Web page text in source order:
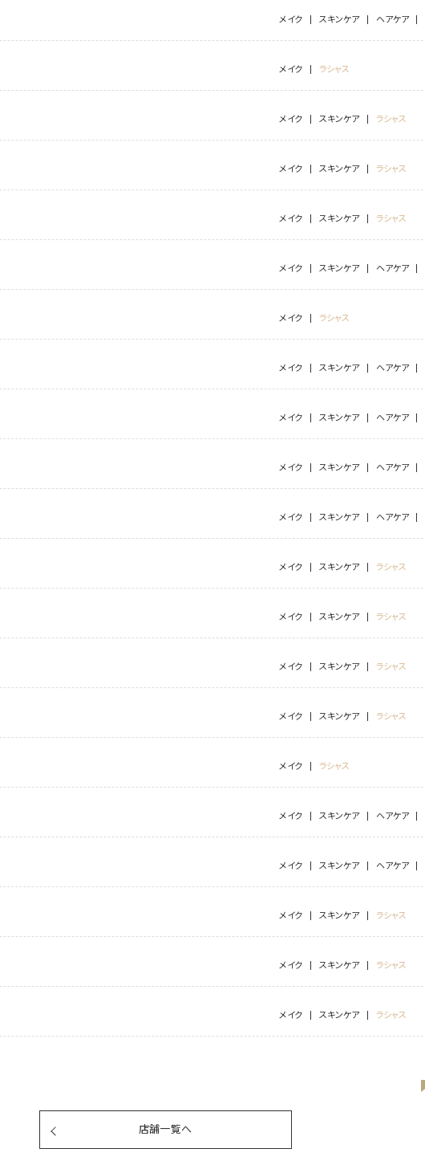
メイク スキンケア ヘアケア
メイク ラシャス
メイク スキンケア ラシャス
メイク スキンケア ラシャス
メイク スキンケア ラシャス
メイク スキンケア ヘアケア
メイク ラシャス
メイク スキンケア ヘアケア
メイク スキンケア ヘアケア
メイク スキンケア ヘアケア
メイク スキンケア ヘアケア
メイク スキンケア ラシャス
メイク スキンケア ラシャス
メイク スキンケア ラシャス
メイク スキンケア ラシャス
メイク ラシャス
メイク スキンケア ヘアケア
メイク スキンケア ヘアケア
メイク スキンケア ラシャス
メイク スキンケア ラシャス
メイク スキンケア ラシャス
店舗一覧へ